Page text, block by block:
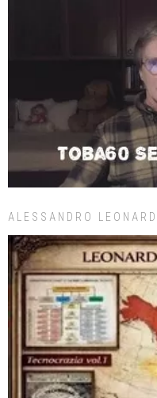
ALESSANDRO LEONARDI